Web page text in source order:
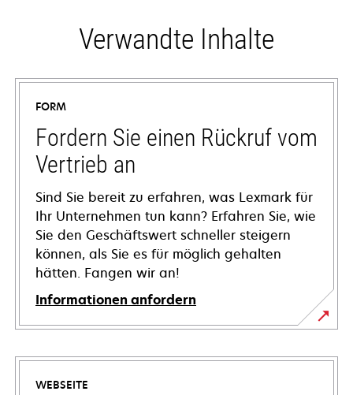
Verwandte Inhalte
FORM
Fordern Sie einen Rückruf vom
Vertrieb an
Sind Sie bereit zu erfahren, was Lexmark für
Ihr Unternehmen tun kann? Erfahren Sie, wie
Sie den Geschäftswert schneller steigern
können, als Sie es für möglich gehalten
hätten. Fangen wir an!
Informationen anfordern
WEBSEITE